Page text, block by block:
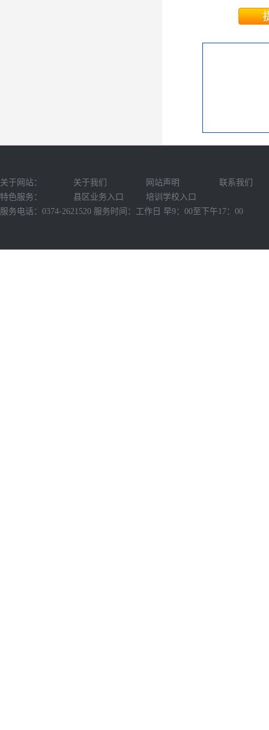
关于网站： 关于我们 网站声明
联系我们
特色服务：
县区业务入口
培训学校入口
服务电话：0374-2621520 服务时间：工作日 早9：00至下午17：00